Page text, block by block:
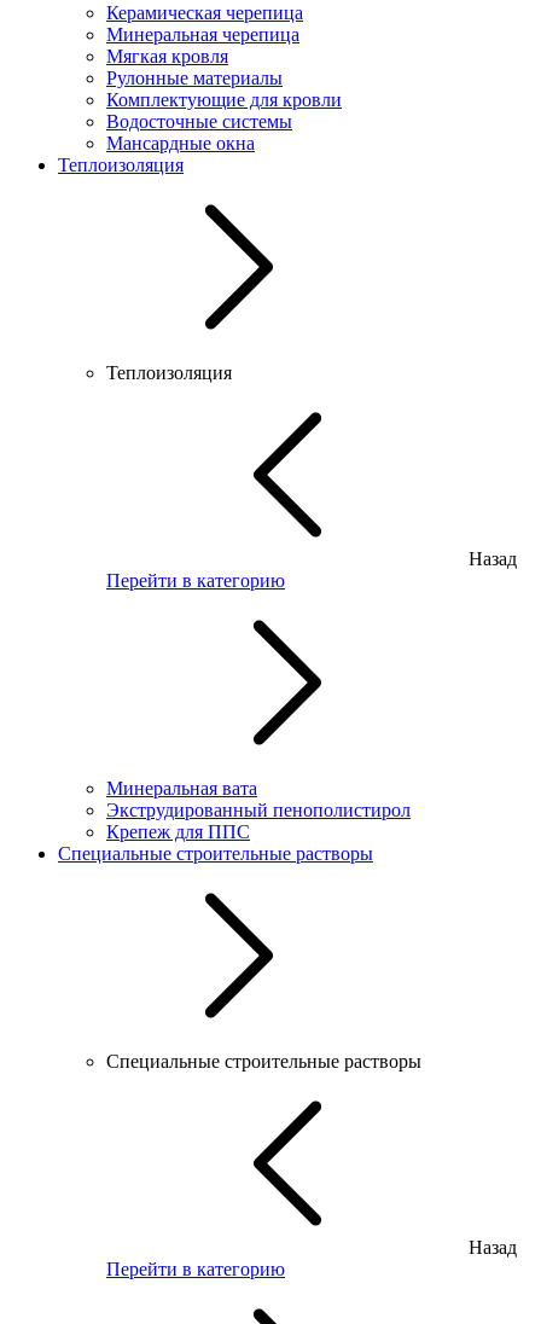
Керамическая черепица
Минеральная черепица
Мягкая кровля
Рулонные материалы
Комплектующие для кровли
Водосточные системы
Мансардные окна
Теплоизоляция
Теплоизоляция
Назад
Перейти в категорию
Минеральная вата
Экструдированный пенополистирол
Крепеж для ППС
Специальные строительные растворы
Специальные строительные растворы
Назад
Перейти в категорию